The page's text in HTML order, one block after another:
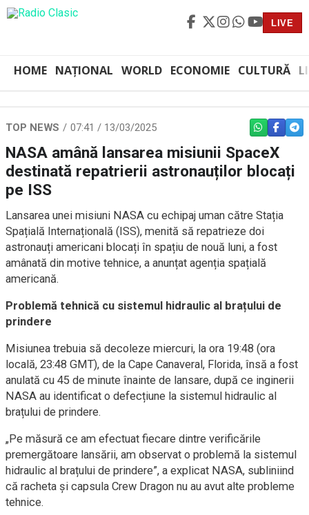
LIVE
HOME NAȚIONAL WORLD ECONOMIE CULTURĂ
TOP NEWS 07:41 / 13/03/2025 WHATSAPP
NASA amână lansarea misiunii SpaceX
destinată repatrierii astronauților blocați
pe ISS
Lansarea unei misiuni NASA cu echipaj uman către Stația
Spațială Internațională (ISS), menită să repatrieze doi
astronauți americani blocați în spațiu de nouă luni, a fost
amânată din motive tehnice, a anunțat agenția spațială
americană.
Problemă tehnică cu sistemul hidraulic al brațului de
prindere
Misiunea trebuia să decoleze miercuri, la ora 19:48 (ora
locală, 23:48 GMT), de la Cape Canaveral, Florida, însă a fost
anulată cu 45 de minute înainte de lansare, după ce inginerii
NASA au identificat o defecțiune la sistemul hidraulic al
brațului de prindere.
„Pe măsură ce am efectuat fiecare dintre verificările
premergătoare lansării, am observat o problemă la sistemul
hidraulic al brațului de prindere”, a explicat NASA, subliniind
că racheta și capsula Crew Dragon nu au avut alte probleme
tehnice.